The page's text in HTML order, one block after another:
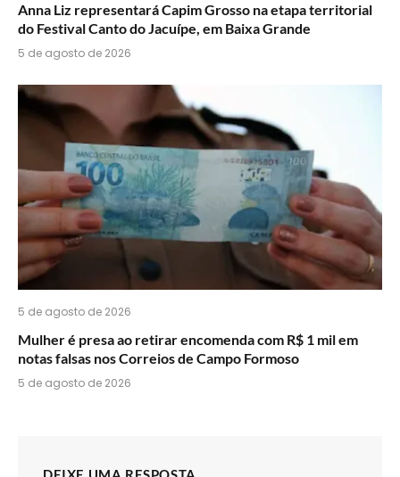
Anna Liz representará Capim Grosso na etapa territorial
do Festival Canto do Jacuípe, em Baixa Grande
5 de agosto de 2026
5 de agosto de 2026
Mulher é presa ao retirar encomenda com R$ 1 mil em
notas falsas nos Correios de Campo Formoso
5 de agosto de 2026